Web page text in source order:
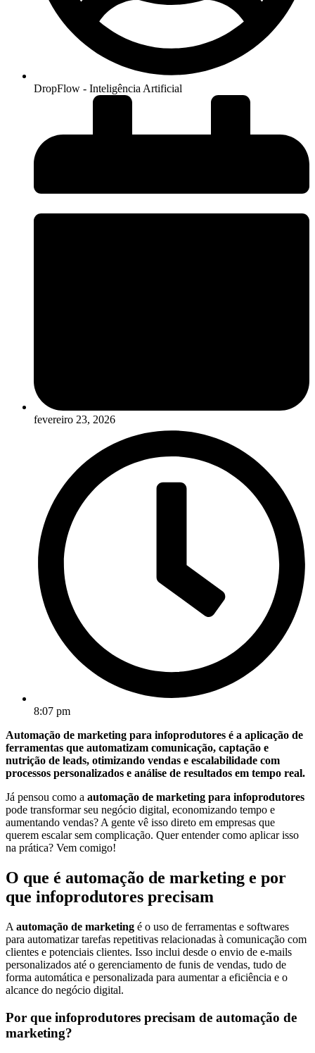
DropFlow - Inteligência Artificial
fevereiro 23, 2026
8:07 pm
Automação de marketing para infoprodutores é a aplicação de
ferramentas que automatizam comunicação, captação e
nutrição de leads, otimizando vendas e escalabilidade com
processos personalizados e análise de resultados em tempo real.
Já pensou como a automação de marketing para infoprodutores
pode transformar seu negócio digital, economizando tempo e
aumentando vendas? A gente vê isso direto em empresas que
querem escalar sem complicação. Quer entender como aplicar isso
na prática? Vem comigo!
O que é automação de marketing e por
que infoprodutores precisam
A automação de marketing é o uso de ferramentas e softwares
para automatizar tarefas repetitivas relacionadas à comunicação com
clientes e potenciais clientes. Isso inclui desde o envio de e-mails
personalizados até o gerenciamento de funis de vendas, tudo de
forma automática e personalizada para aumentar a eficiência e o
alcance do negócio digital.
Por que infoprodutores precisam de automação de
marketing?